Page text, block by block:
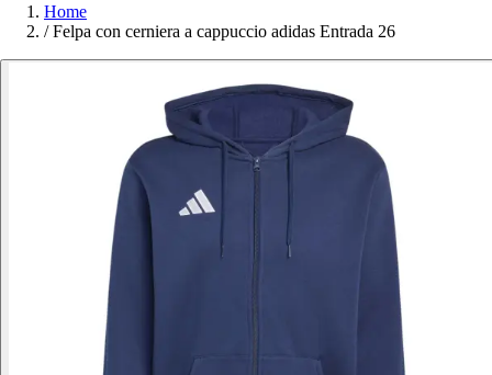
Home
/ Felpa con cerniera a cappuccio adidas Entrada 26